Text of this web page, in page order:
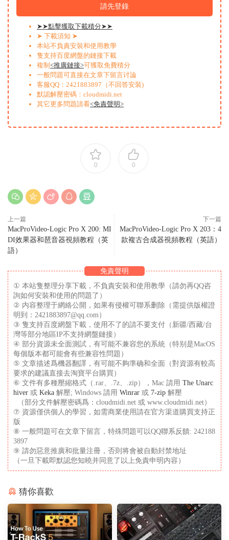
請先登錄
➤➤點擊獲取下載積分➤➤
➤ 下載須知 ➤
本站不負責安裝和使用教學
隻支持百度網盤的鏈接下載
複制<推廣鏈接>可獲取免費積分
一般問題可直接在文章下留言讨論
客服QQ：2421883897（不回答安裝)
默認解壓密碼：cloudmidi.net
其它更多問題請看<免責聲明>
0 0
上一篇
MacProVideo-Logic Pro X 200: MI
DI效果器和琶音器視頻教程（英
語）
下一篇
MacProVideo-Logic Pro X 203：4
款複古合成器視頻教程（英語）
免責聲明
① 本站隻整理分享下載，不負責安裝和使用教學（請勿再QQ咨
詢如何安裝和使用的問題了）
② 内容整理于網絡公開，如果有侵權可聯系删除（需提供版權證
明到：2421883897@qq.com）
③ 隻支持百度網盤下載，使用不了的請不要支付（新疆/西藏/台
灣等部分地區IP不支持網盤鏈接）
④ 部分資源未全面測試，有可能不兼容您的系統（特别是MacOS
每個版本都可能會有些兼容性問題）
⑤ 文章描述爲機器翻譯，有可能不夠準确和全面（對資源有較高
要求的建議直接去淘寶平台購買）
⑥ 文件有多種壓縮格式（.rar、.7z、.zip），Mac 請用 The Unarc
hiver 或 Keka 解壓; Windows 請用 Winrar 或 7-zip 解壓
（部分文件解壓密碼爲：cloudmidi.net 或 www.cloudmidi.net）
⑦ 資源僅供個人的學習，如需商業使用請在官方渠道購買支持正
版
⑧ 一般問題可在文章下留言，特殊問題可以QQ聯系反饋: 242188
3897
⑨ 請勿惡意推廣和批量注冊，否則将會被自動封禁地址
（一旦下載即默認您知曉并同意了以上免責申明内容）
猜你喜歡